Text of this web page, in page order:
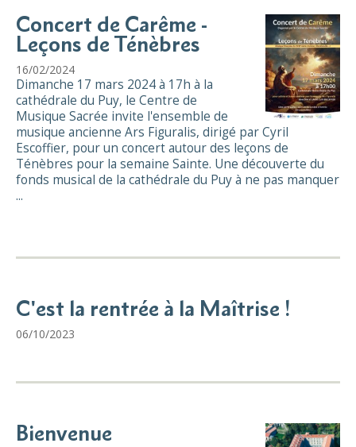
Concert de Carême -
Leçons de Ténèbres
16/02/2024
Dimanche 17 mars 2024 à 17h à la
cathédrale du Puy, le Centre de
Musique Sacrée invite l'ensemble de
musique ancienne Ars Figuralis, dirigé par Cyril
Escoffier, pour un concert autour des leçons de
Ténèbres pour la semaine Sainte. Une découverte du
fonds musical de la cathédrale du Puy à ne pas manquer
...
C'est la rentrée à la Maîtrise !
06/10/2023
Bienvenue